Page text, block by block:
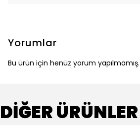
Yorumlar
Bu ürün için henüz yorum yapılmamış.
DİĞER ÜRÜNLER